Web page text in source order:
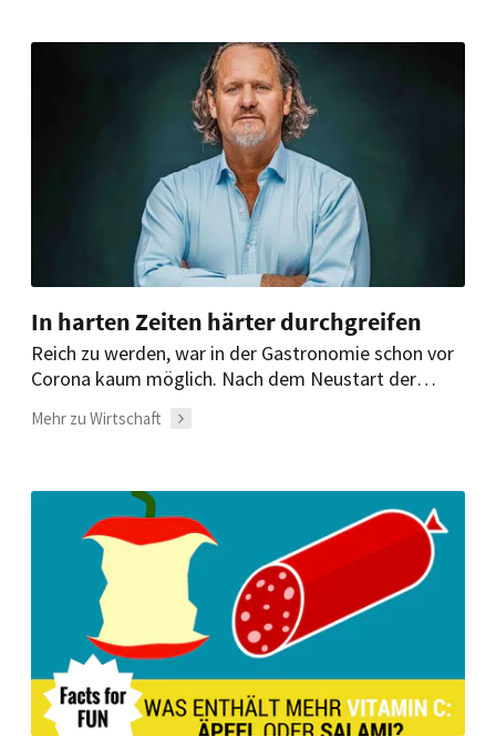
In harten Zeiten härter durchgreifen
Reich zu werden, war in der Gastronomie schon vor
Corona kaum möglich. Nach dem Neustart der
Management-Weichen dringend neu stellen. Das ist
Mehr zu Wirtschaft